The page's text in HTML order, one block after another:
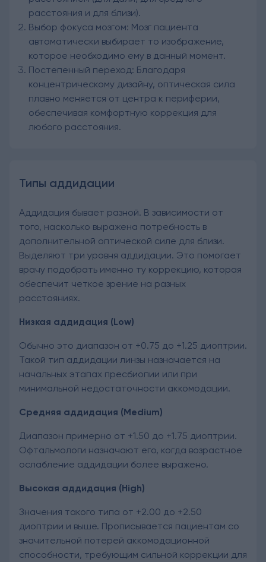
расстояния и для близи).
Выбор фокуса мозгом: Мозг пациента
автоматически выбирает то изображение,
которое необходимо ему в данный момент.
Постепенный переход: Благодаря
концентрическому дизайну, оптическая сила
плавно меняется от центра к периферии,
обеспечивая комфортную коррекция для
любого расстояния.
Типы аддидации
Аддидация бывает разной. В зависимости от
того, насколько выражена потребность в
дополнительной оптической силе для близи.
Выделяют три уровня аддидации. Это помогает
врачу подобрать именно ту коррекцию, которая
обеспечит четкое зрение на разных
расстояниях.
Низкая аддидация (Low)
Обычно это диапазон от +0.75 до +1.25 диоптрии.
Такой тип аддидации линзы назначается на
начальных этапах пресбиопии или при
минимальной недостаточности аккомодации.
Средняя аддидация (Medium)
Диапазон примерно от +1.50 до +1.75 диоптрии.
Офтальмологи назначают его, когда возрастное
ослабление аддидации более выражено.
Высокая аддидация (High)
Значения такого типа от +2.00 до +2.50
диоптрии и выше. Прописывается пациентам со
значительной потерей аккомодационной
способности, требующим сильной коррекции для